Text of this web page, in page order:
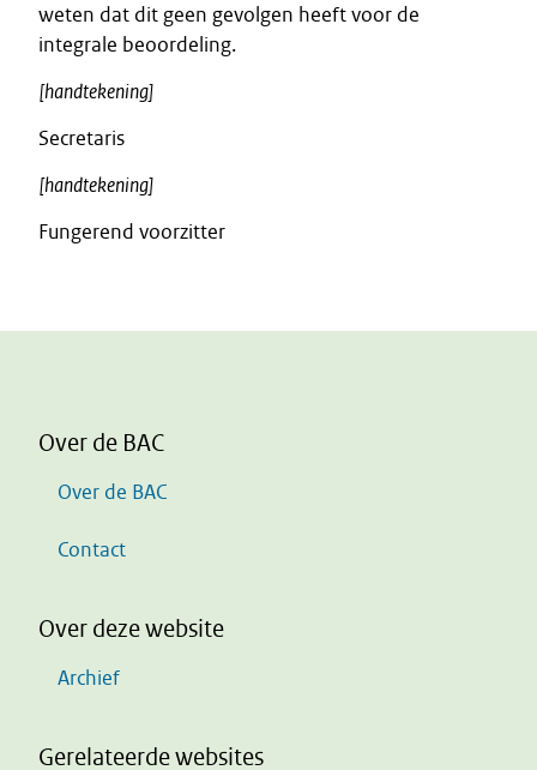
weten dat dit geen gevolgen heeft voor de
integrale beoordeling.
[handtekening]
Secretaris
[handtekening]
Fungerend voorzitter
Over de BAC
Over de BAC
Contact
Over deze website
Archief
Gerelateerde websites